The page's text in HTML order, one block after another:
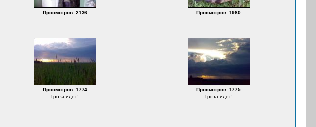
Просмотров: 2136 Просмотров: 1980
Просмотров: 1774
Гроза идёт!
Просмотров: 1775
Гроза идёт!